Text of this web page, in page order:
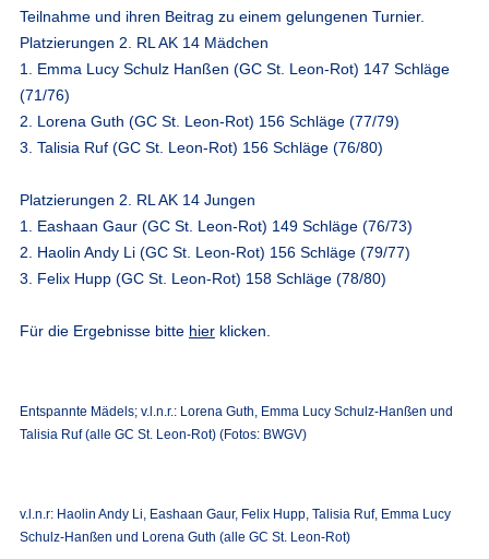
Teilnahme und ihren Beitrag zu einem gelungenen Turnier.
Platzierungen 2. RL AK 14 Mädchen
1. Emma Lucy Schulz Hanßen (GC St. Leon-Rot) 147 Schläge
(71/76)
2. Lorena Guth (GC St. Leon-Rot) 156 Schläge (77/79)
3. Talisia Ruf (GC St. Leon-Rot) 156 Schläge (76/80)
Platzierungen 2. RL AK 14 Jungen
1. Eashaan Gaur (GC St. Leon-Rot) 149 Schläge (76/73)
2. Haolin Andy Li (GC St. Leon-Rot) 156 Schläge (79/77)
3. Felix Hupp (GC St. Leon-Rot) 158 Schläge (78/80)
Für die Ergebnisse bitte hierklicken.
Entspannte Mädels; v.l.n.r.: Lorena Guth, Emma Lucy Schulz-Hanßen und
Talisia Ruf (alle GC St. Leon-Rot) (Fotos: BWGV)
v.l.n.r: Haolin Andy Li, Eashaan Gaur, Felix Hupp, Talisia Ruf, Emma Lucy
Schulz-Hanßen und Lorena Guth (alle GC St. Leon-Rot)